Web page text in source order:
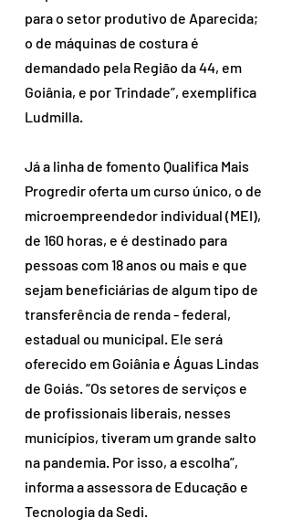
para o setor produtivo de Aparecida;
o de máquinas de costura é
demandado pela Região da 44, em
Goiânia, e por Trindade”, exemplifica
Ludmilla.
Já a linha de fomento Qualifica Mais
Progredir oferta um curso único, o de
microempreendedor individual (MEI),
de 160 horas, e é destinado para
pessoas com 18 anos ou mais e que
sejam beneficiárias de algum tipo de
transferência de renda - federal,
estadual ou municipal. Ele será
oferecido em Goiânia e Águas Lindas
de Goiás. “Os setores de serviços e
de profissionais liberais, nesses
municípios, tiveram um grande salto
na pandemia. Por isso, a escolha”,
informa a assessora de Educação e
Tecnologia da Sedi.